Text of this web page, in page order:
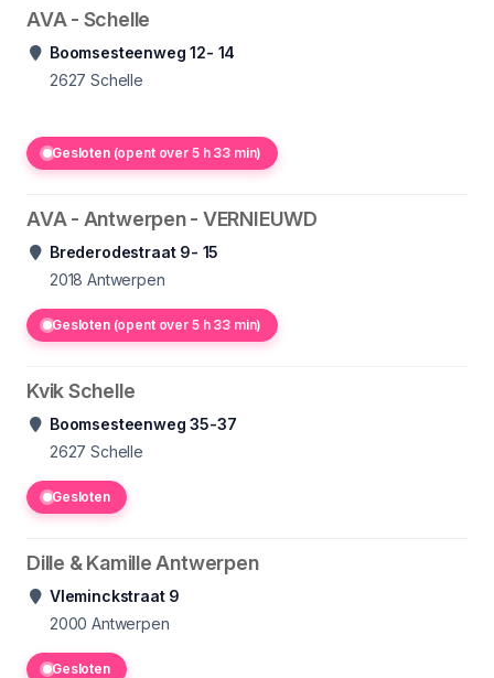
AVA - Schelle
Boomsesteenweg 12- 14
2627 Schelle
Gesloten (opent over 5 h 33 min)
AVA - Antwerpen - VERNIEUWD
Brederodestraat 9- 15
2018 Antwerpen
Gesloten (opent over 5 h 33 min)
Kvik Schelle
Boomsesteenweg 35-37
2627 Schelle
Gesloten
Dille & Kamille Antwerpen
Vleminckstraat 9
2000 Antwerpen
Gesloten